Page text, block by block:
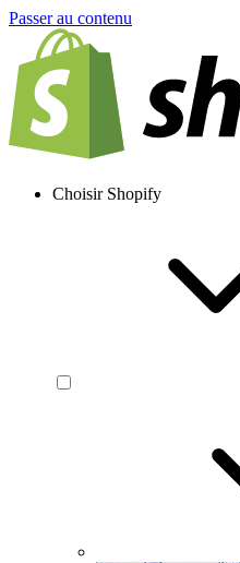
Passer au contenu
Choisir Shopify